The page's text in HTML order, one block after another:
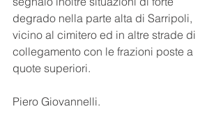
degrado nella parte alta di Sarripoli,
vicino al cimitero ed in altre strade di
collegamento con le frazioni poste a
quote superiori.
Piero Giovannelli.